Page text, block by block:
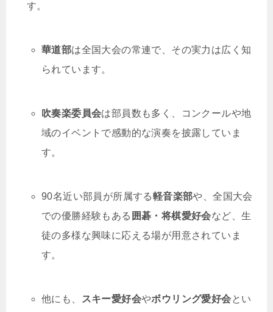
す。
華道部は全国大会の常連で、その実力は広く知
られています。
吹奏楽委員会は部員数も多く、コンクールや地
域のイベントで感動的な演奏を披露していま
す。
90名近い部員が所属する軽音楽部や、全国大会
での優勝経験もある 囲碁・将棋愛好会など、生
徒の多様な興味に応える場が用意されていま
す。
他にも、 スキー愛好会やボウリング愛好会とい